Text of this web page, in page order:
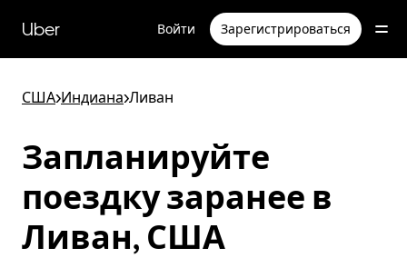
перейти
к
Uber Войти Зарегистрироваться
США>Индиана>Ливан
Запланируйте
поездку заранее в
Ливан, США